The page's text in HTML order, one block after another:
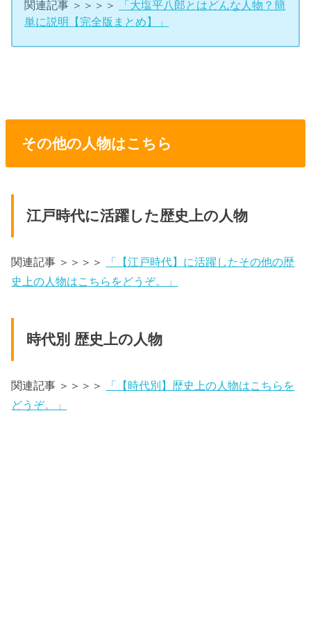
関連記事 ＞＞＞＞
「大塩平八郎とはどんな人物？簡
単に説明【完全版まとめ】」
その他の人物はこちら
江戸時代に活躍した歴史上の人物
関連記事 ＞＞＞＞
「【江戸時代】に活躍したその他の歴
史上の人物はこちらをどうぞ。」
時代別 歴史上の人物
関連記事 ＞＞＞＞
「【時代別】歴史上の人物はこちらを
どうぞ。」